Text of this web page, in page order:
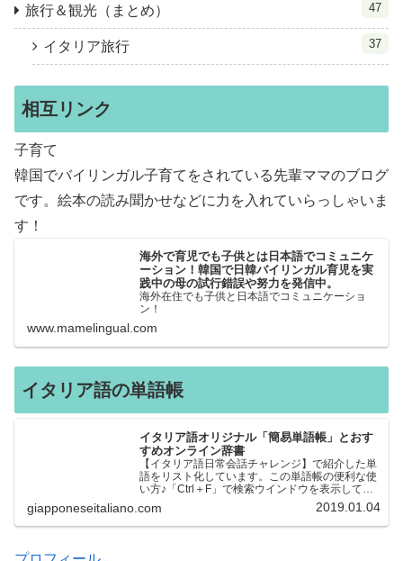
旅行＆観光（まとめ） 47
イタリア旅行 37
相互リンク
子育て
韓国でバイリンガル子育てをされている先輩ママのブログ
です。絵本の読み聞かせなどに力を入れていらっしゃいま
す！
海外で育児でも子供とは日本語でコミュニケ
ーション！韓国で日韓バイリンガル育児を実
践中の母の試行錯誤や努力を発信中。
海外在住でも子供と日本語でコミュニケーショ
ン！
www.mamelingual.com
イタリア語の単語帳
イタリア語オリジナル「簡易単語帳」とおす
すめオンライン辞書
【イタリア語日常会話チャレンジ】で紹介した単
語をリスト化しています。この単語帳の便利な使
い方♪「Ctrl＋F」で検索ウインドウを表示して、
知りたい単語を探すことができます。イタリア語
→日本語、日本語→イタリア語 どちらでも検索
できるので、良…
giapponeseitaliano.com 2019.01.04